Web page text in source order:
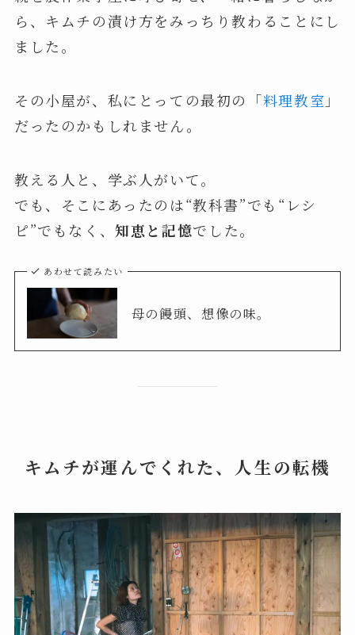
ら、キムチの漬け方をみっちり教わることにし
ました。
その小屋が、私にとっての最初の「料理教室 」
だったのかもしれません。
教える人と、学ぶ人がいて。
でも、そこにあったのは“教科書”でも“レシ
ピ”でもなく、知恵と記憶でした。
あわせて読みたい
母の饅頭、想像の味。
キムチが運んでくれた、人生の転機